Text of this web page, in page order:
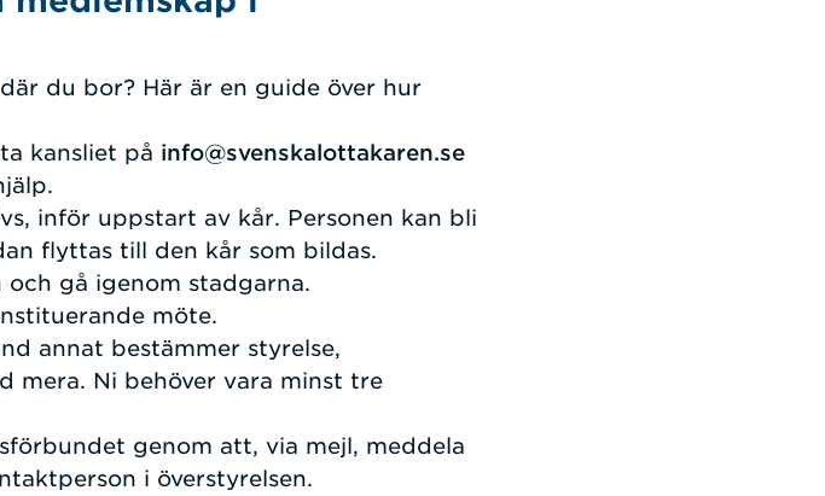
du bor? Här är en guide över hur
kansliet på info@svenskalottakaren.se
inför uppstart av kår. Personen kan bli
flyttas till den kår som bildas.
och gå igenom stadgarna.
möte.
annat bestämmer styrelse,
mera. Ni behöver vara minst tre
genom att, via mejl, meddela
i överstyrelsen.